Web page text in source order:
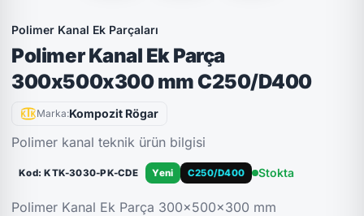
Polimer Kanal Ek Parçaları
Polimer Kanal Ek Parça
300x500x300 mm C250/D400
Marka:Kompozit Rögar
Polimer kanal teknik ürün bilgisi
Kod: KTK-3030-PK-CDE Yeni C250/D400 Stokta
Polimer Kanal Ek Parça 300x500x300 mm